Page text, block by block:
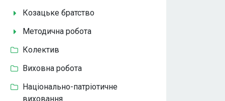
Козацьке братство
Методична робота
Колектив
Виховна робота
Національно-патріотичне
виховання